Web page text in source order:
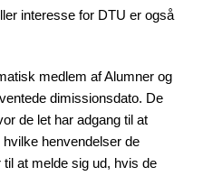
interesse for DTU er også
medlem af Alumner og
dimissionsdato. De
de let har adgang til at
henvendelser de
at melde sig ud, hvis de